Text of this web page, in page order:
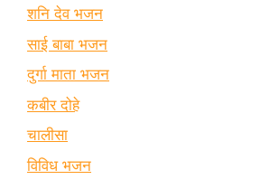
शनि देव भजन
साई बाबा भजन
दुर्गा माता भजन
कबीर दोहे
चालीसा
विविध भजन